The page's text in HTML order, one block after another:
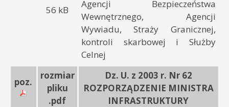
56 kB
Agencji Bezpieczeństwa
Wewnętrznego, Agencji
Wywiadu, Straży Granicznej,
kontroli skarbowej i Służby
Celnej
poz.
rozmiar
pliku
.pdf
Dz. U. z 2003 r. Nr 62
ROZPORZĄDZENIE MINISTRA
INFRASTRUKTURY